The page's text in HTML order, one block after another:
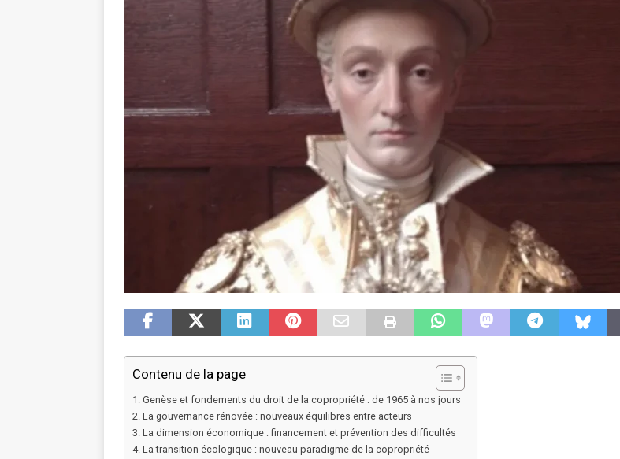
Contenu de la page
Genèse et fondements du droit de la copropriété : de 1965 à nos jours
La gouvernance rénovée : nouveaux équilibres entre acteurs
La dimension économique : financement et prévention des difficultés
La transition écologique : nouveau paradigme de la copropriété